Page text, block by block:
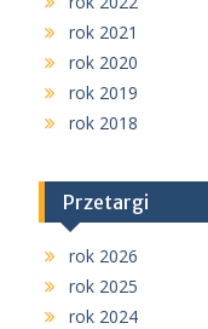
rok 2021
rok 2020
rok 2019
rok 2018
Przetargi
rok 2026
rok 2025
rok 2024